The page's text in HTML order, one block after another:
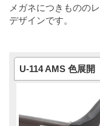
メガネにつきものの
デザインです。
U-114 AMS 色展開